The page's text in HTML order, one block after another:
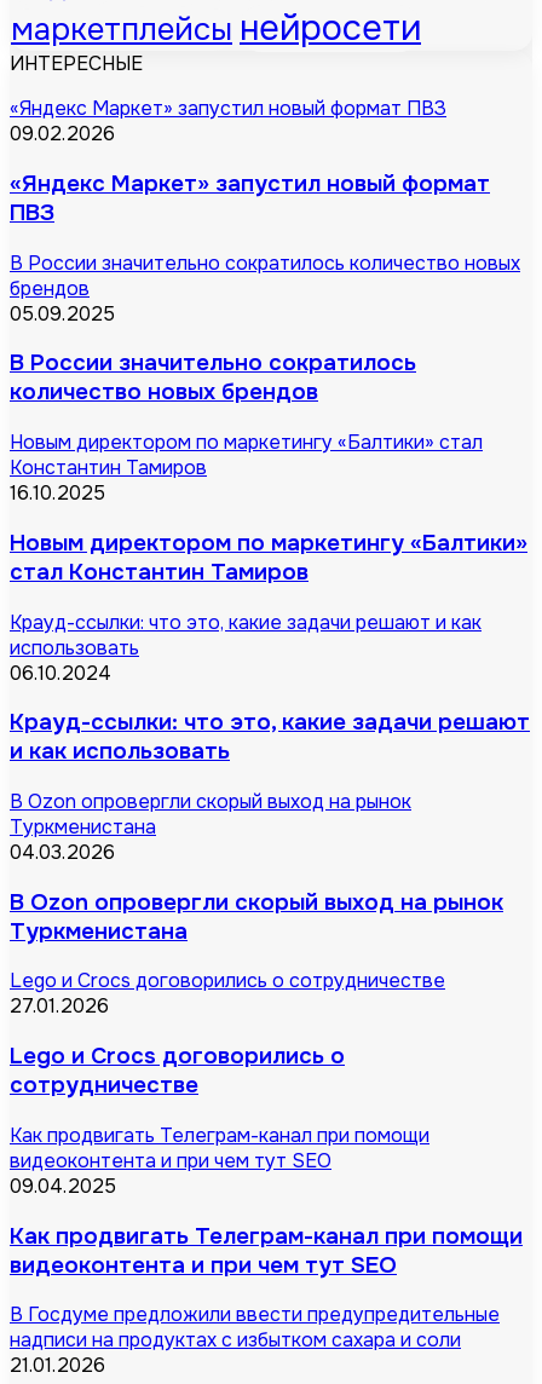
маркетплейсы нейросети
ИНТЕРЕСНЫЕ
«Яндекс Маркет» запустил новый формат ПВЗ
09.02.2026
«Яндекс Маркет» запустил новый формат
ПВЗ
В России значительно сократилось количество новых
брендов
05.09.2025
В России значительно сократилось
количество новых брендов
Новым директором по маркетингу «Балтики» стал
Константин Тамиров
16.10.2025
Новым директором по маркетингу «Балтики»
стал Константин Тамиров
Крауд-ссылки: что это, какие задачи решают и как
использовать
06.10.2024
Крауд-ссылки: что это, какие задачи решают
и как использовать
В Ozon опровергли скорый выход на рынок
Туркменистана
04.03.2026
В Ozon опровергли скорый выход на рынок
Туркменистана
Lego и Crocs договорились о сотрудничестве
27.01.2026
Lego и Crocs договорились о
сотрудничестве
Как продвигать Телеграм-канал при помощи
видеоконтента и при чем тут SEO
09.04.2025
Как продвигать Телеграм-канал при помощи
видеоконтента и при чем тут SEO
В Госдуме предложили ввести предупредительные
надписи на продуктах с избытком сахара и соли
21.01.2026